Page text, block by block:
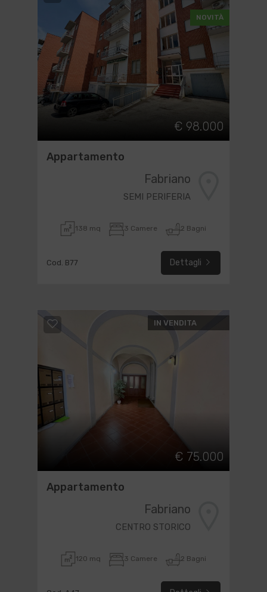
NOVITÀ
€ 98.000
Appartamento
Fabriano
SEMI PERIFERIA
138 mq 3 Camere 2 Bagni
Cod. B77 Dettagli
IN VENDITA
€ 75.000
Appartamento
Fabriano
CENTRO STORICO
120 mq 3 Camere 2 Bagni